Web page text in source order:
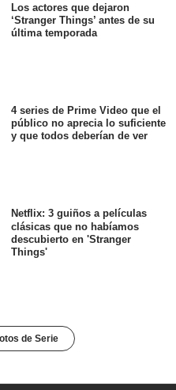
Los actores que dejaron
‘Stranger Things’ antes de su
última temporada
4 series de Prime Video que el
público no aprecia lo suficiente
y que todos deberían de ver
Netflix: 3 guiños a películas
clásicas que no habíamos
descubierto en 'Stranger
Things'
de Serie